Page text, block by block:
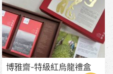
博雅齋-特級紅烏龍禮盒